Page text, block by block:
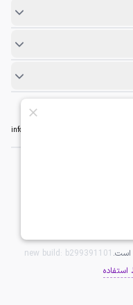
info@baninopc.com
است. new build: b299391101
استفاده